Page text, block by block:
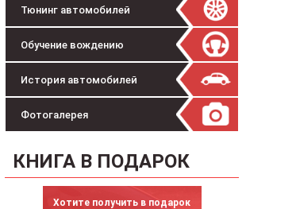
Тюнинг автомобилей
Обучение вождению
История автомобилей
Фотогалерея
КНИГА В ПОДАРОК
Хотите получить в подарок